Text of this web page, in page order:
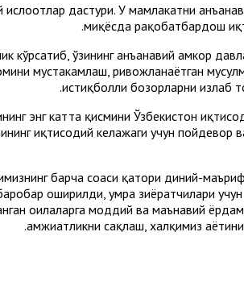
дастури. У мамлакатни
миқёсда рақобатбардош
ўзининг анъанавий ҳамкор
мустаҳкамлаш, ривожланаётган
истиқболли бозорларни излаб
энг катта қисмини Ўзбекистон
иқтисодий келажаги учун пойдевор
барча соҳаси қатори диний-
оширилди, умра зиёратчилари
оилаларга моддий ва маънавий ёрдам
ҳамжиҳатликни сақлаш, халқимиз